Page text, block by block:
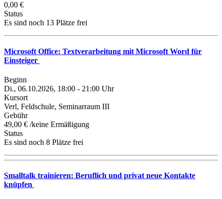
0,00 €
Status
Es sind noch 13 Plätze frei
Microsoft Office: Textverarbeitung mit Microsoft Word für
Einsteiger
Beginn
Di., 06.10.2026, 18:00 - 21:00 Uhr
Kursort
Verl, Feldschule, Seminarraum III
Gebühr
49,00 € /keine Ermäßigung
Status
Es sind noch 8 Plätze frei
Smalltalk trainieren: Beruflich und privat neue Kontakte
knüpfen